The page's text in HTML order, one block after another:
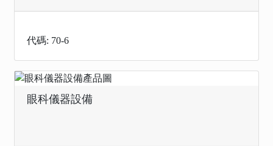
代碼: 70-6
眼科儀器設備